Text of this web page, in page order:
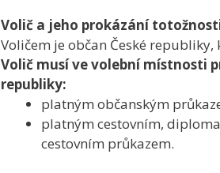
Volič a jeho prokázání
Voličem je občan České
Volič musí ve volební místnosti
republiky:
platným občanským
platným cestovním,
cestovním průkazem.